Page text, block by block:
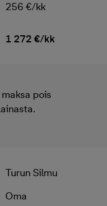
256 €/kk
1 272 €/kk
pois
Turun Silmu
Oma